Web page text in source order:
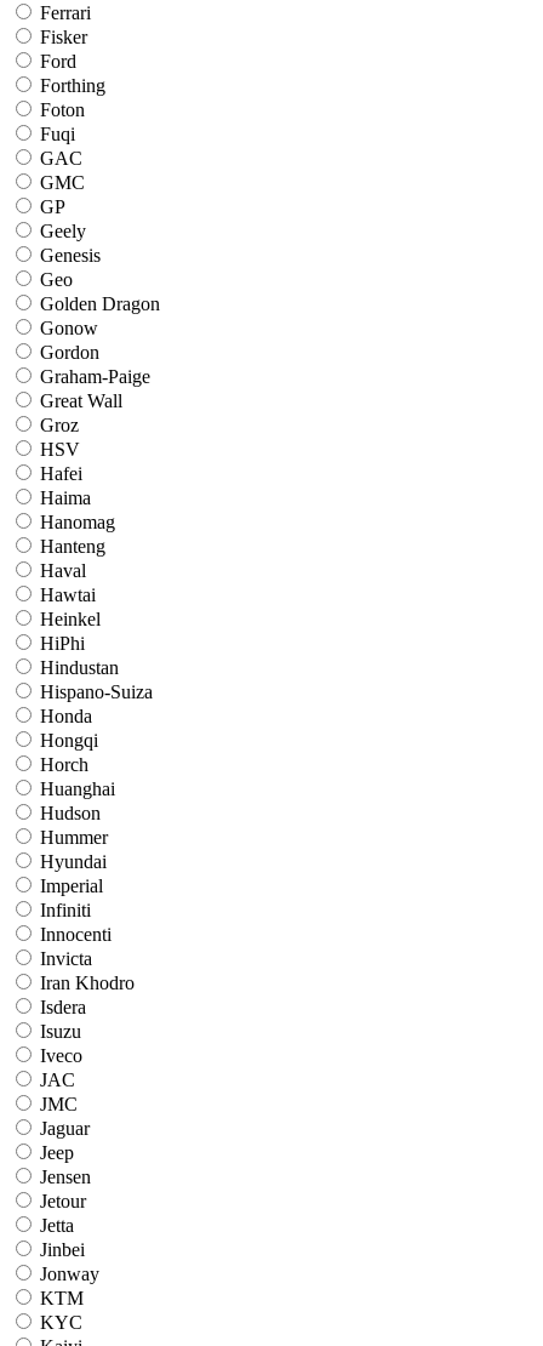
Ferrari
Fisker
Ford
Forthing
Foton
Fuqi
GAC
GMC
GP
Geely
Genesis
Geo
Golden Dragon
Gonow
Gordon
Graham-Paige
Great Wall
Groz
HSV
Hafei
Haima
Hanomag
Hanteng
Haval
Hawtai
Heinkel
HiPhi
Hindustan
Hispano-Suiza
Honda
Hongqi
Horch
Huanghai
Hudson
Hummer
Hyundai
Imperial
Infiniti
Innocenti
Invicta
Iran Khodro
Isdera
Isuzu
Iveco
JAC
JMC
Jaguar
Jeep
Jensen
Jetour
Jetta
Jinbei
Jonway
KTM
KYC